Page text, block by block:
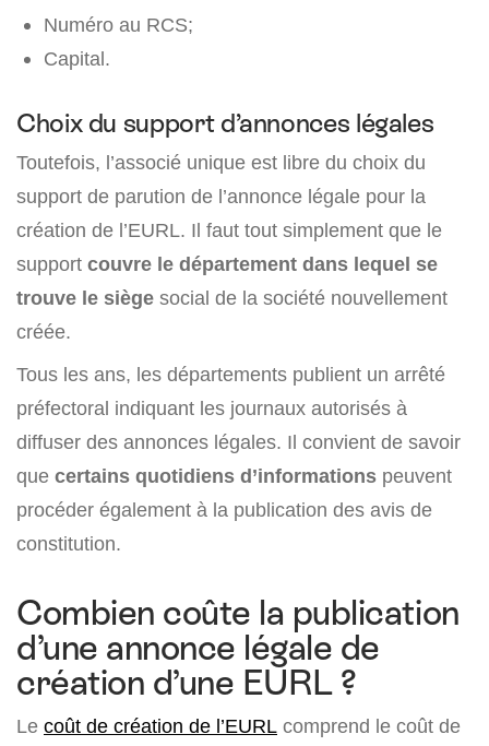
Numéro au RCS;
Capital.
Choix du support d’annonces légales
Toutefois, l’associé unique est libre du choix du
support de parution de l’annonce légale pour la
création de l’EURL. Il faut tout simplement que le
support couvre le département dans lequel se
trouve le siège social de la société nouvellement
créée.
Tous les ans, les départements publient un arrêté
préfectoral indiquant les journaux autorisés à
diffuser des annonces légales. Il convient de savoir
que certains quotidiens d’informations peuvent
procéder également à la publication des avis de
constitution.
Combien coûte la publication
d’une annonce légale de
création d’une EURL ?
Le coût de création de l’EURL comprend le coût de